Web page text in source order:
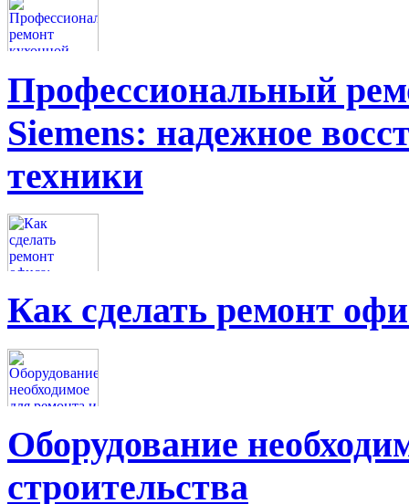
Профессиональный
Siemens: надежное
техники
Как сделать ремонт
Оборудование
строительства